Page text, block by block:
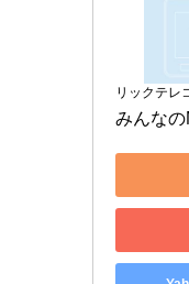
リックテレ
みんな